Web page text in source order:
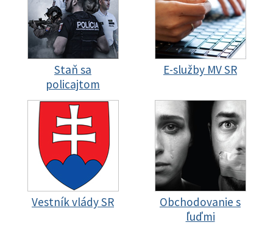
Staň sa
policajtom
E-služby MV SR
Vestník vlády SR
Obchodovanie s
ľuďmi